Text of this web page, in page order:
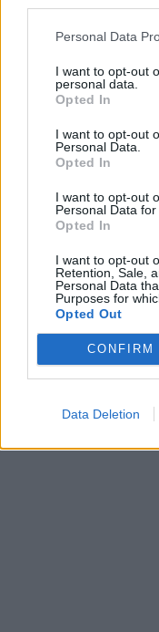
Personal Data
I want to opt-out
personal data.
Opted In
I want to opt-out
Personal Data.
Opted In
I want to opt-out
Personal Data for
Opted In
I want to opt-out
Retention, Sale,
Personal Data
Purposes for
Opted Out
CONFIRM
Data Deletion